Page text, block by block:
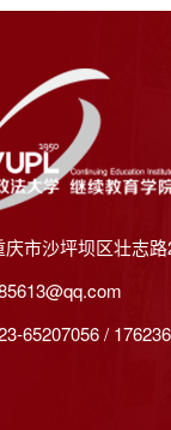
庆市沙坪坝区壮志
65207056 /